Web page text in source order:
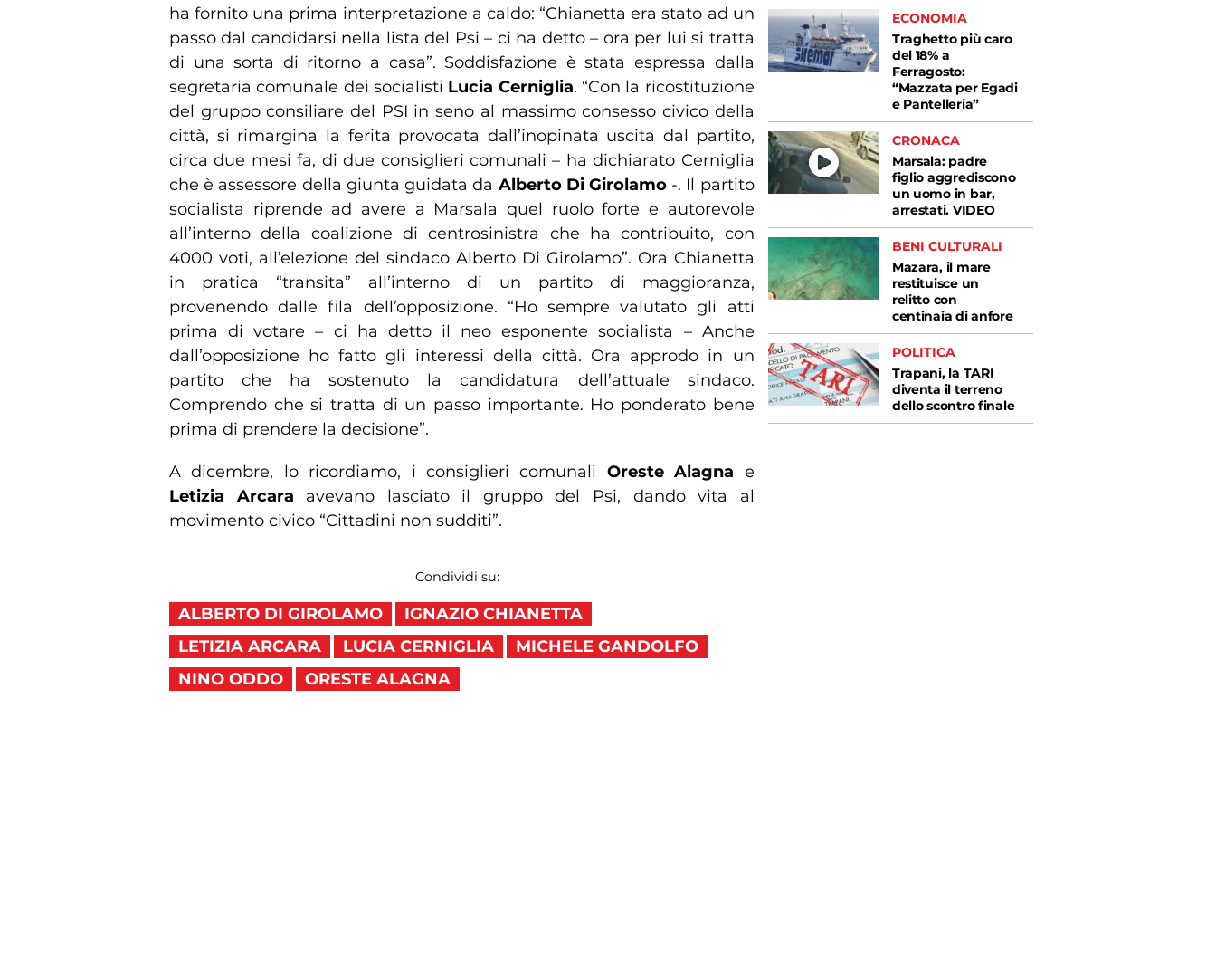
ha fornito una prima interpretazione a caldo: “Chianetta era stato ad un
passo dal candidarsi nella lista del Psi – ci ha detto – ora per lui si tratta
di una sorta di ritorno a casa”. Soddisfazione è stata espressa dalla
segretaria comunale dei socialisti Lucia Cerniglia. “Con la ricostituzione
del gruppo consiliare del PSI in seno al massimo consesso civico della
città, si rimargina la ferita provocata dall’inopinata uscita dal partito,
circa due mesi fa, di due consiglieri comunali – ha dichiarato Cerniglia
che è assessore della giunta guidata da Alberto Di Girolamo -. Il partito
socialista riprende ad avere a Marsala quel ruolo forte e autorevole
all’interno della coalizione di centrosinistra che ha contribuito, con
4000 voti, all’elezione del sindaco Alberto Di Girolamo”. Ora Chianetta
in pratica “transita” all’interno di un partito di maggioranza,
provenendo dalle fila dell’opposizione. “Ho sempre valutato gli atti
prima di votare – ci ha detto il neo esponente socialista – Anche
dall’opposizione ho fatto gli interessi della città. Ora approdo in un
partito che ha sostenuto la candidatura dell’attuale sindaco.
Comprendo che si tratta di un passo importante. Ho ponderato bene
prima di prendere la decisione”.
A dicembre, lo ricordiamo, i consiglieri comunali Oreste Alagna e
Letizia Arcara avevano lasciato il gruppo del Psi, dando vita al
movimento civico “Cittadini non sudditi”.
Condividi su:
ALBERTO DI GIROLAMO
IGNAZIO CHIANETTA
LETIZIA ARCARA
LUCIA CERNIGLIA
MICHELE GANDOLFO
NINO ODDO
ORESTE ALAGNA
ECONOMIA
Traghetto più caro
del 18% a
Ferragosto:
“Mazzata per Egadi
e Pantelleria”
CRONACA
Marsala: padre
figlio aggrediscono
un uomo in bar,
arrestati. VIDEO
BENI CULTURALI
Mazara, il mare
restituisce un
relitto con
centinaia di anfore
POLITICA
Trapani, la TARI
diventa il terreno
dello scontro finale